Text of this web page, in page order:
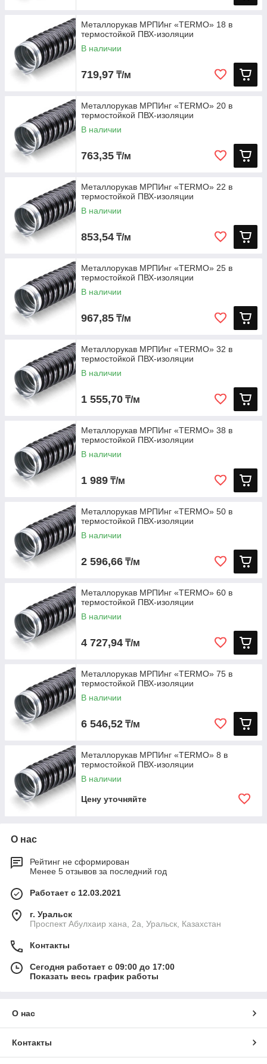
Металлорукав МРПИнг «TERMO» 18 в
термостойкой ПВХ-изоляции
В наличии
719,97 ₸/м
Металлорукав МРПИнг «TERMO» 20 в
термостойкой ПВХ-изоляции
В наличии
763,35 ₸/м
Металлорукав МРПИнг «TERMO» 22 в
термостойкой ПВХ-изоляции
В наличии
853,54 ₸/м
Металлорукав МРПИнг «TERMO» 25 в
термостойкой ПВХ-изоляции
В наличии
967,85 ₸/м
Металлорукав МРПИнг «TERMO» 32 в
термостойкой ПВХ-изоляции
В наличии
1 555,70 ₸/м
Металлорукав МРПИнг «TERMO» 38 в
термостойкой ПВХ-изоляции
В наличии
1 989 ₸/м
Металлорукав МРПИнг «TERMO» 50 в
термостойкой ПВХ-изоляции
В наличии
2 596,66 ₸/м
Металлорукав МРПИнг «TERMO» 60 в
термостойкой ПВХ-изоляции
В наличии
4 727,94 ₸/м
Металлорукав МРПИнг «TERMO» 75 в
термостойкой ПВХ-изоляции
В наличии
6 546,52 ₸/м
Металлорукав МРПИнг «TERMO» 8 в
термостойкой ПВХ-изоляции
В наличии
Цену уточняйте
О нас
Рейтинг не сформирован
Менее 5 отзывов за последний год
Работает с 12.03.2021
г. Уральск
Проспект Абулхаир хана, 2а, Уральск, Казахстан
Контакты
Сегодня работает с 09:00 до 17:00
Показать весь график работы
О нас
Контакты